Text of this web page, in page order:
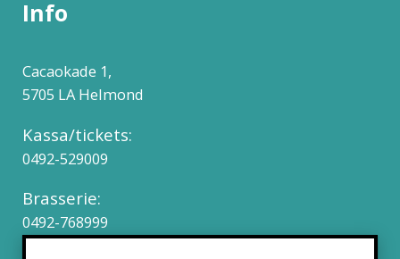
Info
Cacaokade 1,
5705 LA Helmond
Kassa/tickets:
0492-529009
Brasserie:
0492-768999